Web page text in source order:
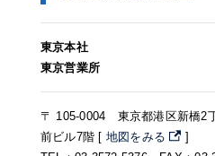
東京本社
東京営業所
〒 105-0004 東京都港区新橋2
前ビル7階 [ 地図をみる
]